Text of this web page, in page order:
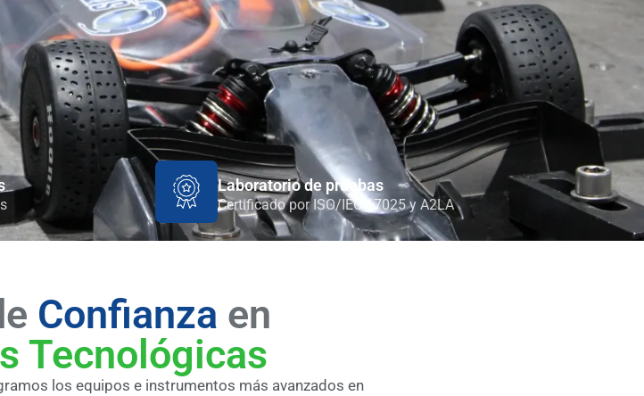
Laboratorio de pruebas
Certificado por ISO/IEC 17025 y A2LA
Confianza en
Tecnológicas
los equipos e instrumentos más avanzados en